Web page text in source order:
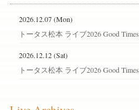
2026.12.07 (Mon)
トータス松本 ライブ2026 Good Times
2026.12.12 (Sat)
トータス松本 ライブ2026 Good Times